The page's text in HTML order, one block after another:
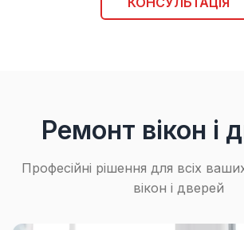
Ремонт вікон і
Професійні рішення для всіх
вікон і дверей